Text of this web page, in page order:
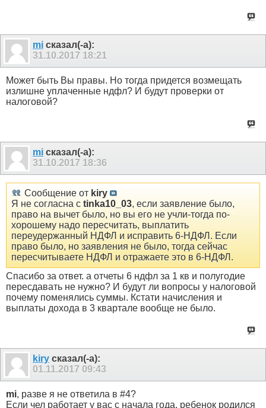
mi сказал(-а):
31.10.2017 18:21
Может быть Вы правы. Но тогда придется возмещать
излишне уплаченные ндфл? И будут проверки от
налоговой?
mi сказал(-а):
31.10.2017 18:36
Сообщение от kiry
Я не согласна с tinka10_03, если заявление было,
право на вычет было, но вы его не учли-тогда по-
хорошему надо пересчитать, выплатить
переудержанный НДФЛ и исправить 6-НДФЛ. Если
право было, но заявления не было, тогда сейчас
пересчитываете НДФЛ и отражаете это в 6-НДФЛ.
Спасибо за ответ. а отчеты 6 ндфл за 1 кв и полугодие
пересдавать не нужно? И будут ли вопросы у налоговой
почему поменялись суммы. Кстати начисления и
выплаты дохода в 3 квартале вообще не было.
kiry сказал(-а):
01.11.2017 09:43
mi, разве я не ответила в #4?
Если чел работает у вас с начала года, ребенок родился